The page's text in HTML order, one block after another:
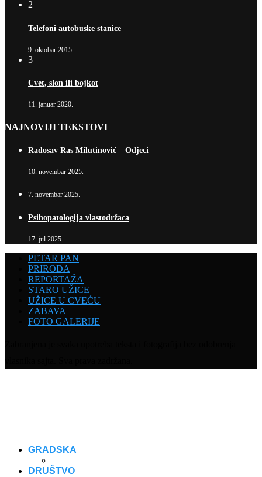
2
Telefoni autobuske stanice
9. oktobar 2015.
3
Cvet, slon ili bojkot
11. januar 2020.
NAJNOVIJI TEKSTOVI
Radosav Ras Milutinović – Odjeci
10. novembar 2025.
7. novembar 2025.
Psihopatologija vlastodržaca
17. jul 2025.
PETAR PAN
PRIRODA
REPORTAŽA
STARO UŽICE
UŽICE U CVEĆU
ZABAVA
FOTO GALERIJE
GRADSKA
DRUŠTVO